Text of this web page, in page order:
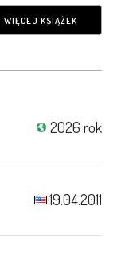
WIĘCEJ KSIĄŻEK
2026 rok
19.04.2011